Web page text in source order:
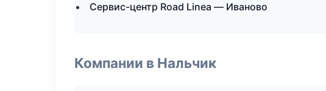
Сервис-центр Road Linea — Иваново
Компании в Нальчик